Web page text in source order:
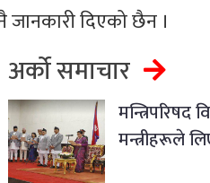
दिएको छैन ।
अर्को समाचार
मन्त्रिपरिषद
मन्त्रीहरूले